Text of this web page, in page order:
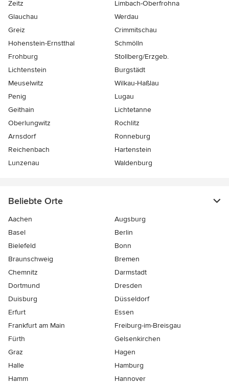
Zeitz
Limbach-Oberfrohna
Glauchau
Werdau
Greiz
Crimmitschau
Hohenstein-Ernstthal
Schmölln
Frohburg
Stollberg/Erzgeb.
Lichtenstein
Burgstädt
Meuselwitz
Wilkau-Haßlau
Penig
Lugau
Geithain
Lichtetanne
Oberlungwitz
Rochlitz
Arnsdorf
Ronneburg
Reichenbach
Hartenstein
Lunzenau
Waldenburg
Beliebte Orte
Aachen
Augsburg
Basel
Berlin
Bielefeld
Bonn
Braunschweig
Bremen
Chemnitz
Darmstadt
Dortmund
Dresden
Duisburg
Düsseldorf
Erfurt
Essen
Frankfurt am Main
Freiburg-im-Breisgau
Fürth
Gelsenkirchen
Graz
Hagen
Halle
Hamburg
Hamm
Hannover